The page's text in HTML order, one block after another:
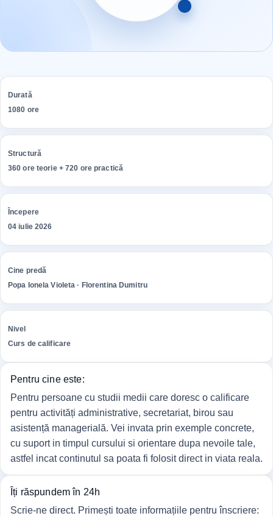
Durată
1080 ore
Structură
360 ore teorie + 720 ore practică
Începere
04 iulie 2026
Cine predă
Popa Ionela Violeta · Florentina Dumitru
Nivel
Curs de calificare
Pentru cine este:
Pentru persoane cu studii medii care doresc o calificare
pentru activități administrative, secretariat, birou sau
asistență managerială. Vei invata prin exemple concrete,
cu suport in timpul cursului si orientare dupa nevoile tale,
astfel incat continutul sa poata fi folosit direct in viata reala.
Îți răspundem în 24h
Scrie-ne direct. Primești toate informațiile pentru înscriere: